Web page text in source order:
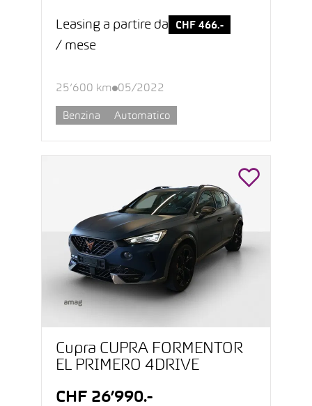
Leasing a partire da CHF 466.-
/ mese
25’600 km 05/2022
Benzina Automatico
Cupra CUPRA FORMENTOR
EL PRIMERO 4DRIVE
CHF 26’990.-